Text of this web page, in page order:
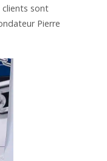
clients sont
Pierre